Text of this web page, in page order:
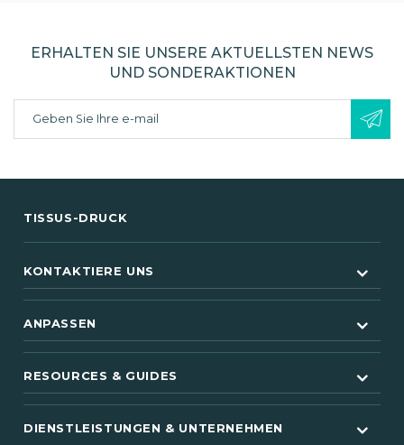
ERHALTEN SIE UNSERE AKTUELLSTEN NEWS
UND SONDERAKTIONEN
TISSUS-DRUCK
KONTAKTIERE UNS
ANPASSEN
RESOURCES & GUIDES
DIENSTLEISTUNGEN & UNTERNEHMEN